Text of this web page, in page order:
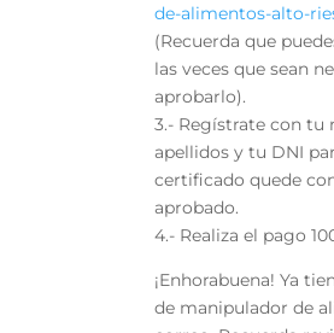
de-alimentos-alto-
(Recuerda que
las veces que sean
aprobarlo).
3.- Regístrate con tu
apellidos y tu DNI
certificado quede
aprobado.
4.- Realiza el pago
¡Enhorabuena! Ya
de manipulador de